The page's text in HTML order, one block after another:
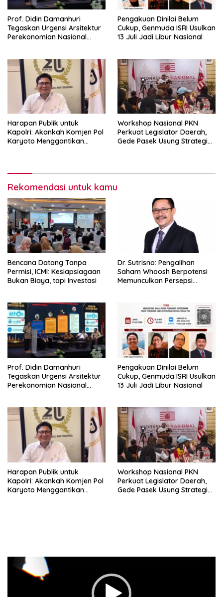
Prof. Didin Damanhuri
Tegaskan Urgensi Arsitektur
Perekonomian Nasional
Nasional
Pengakuan Dinilai Belum
Cukup, Genmuda ISRI Usulkan
13 Juli Jadi Libur Nasional
Harapan Publik untuk
Kapolri: Akankah Komjen Pol
Karyoto Menggantikan
Workshop Nasional PKN
Perkuat Legislator Daerah,
Gede Pasek Usung Strategi
Rekomendasi untuk kamu
Bencana Datang Tanpa
Permisi, ICMI: Kesiapsiagaan
Bukan Biaya, tapi Investasi
Dr. Sutrisno: Pengalihan
Saham Whoosh Berpotensi
Memunculkan Persepsi
Prof. Didin Damanhuri
Tegaskan Urgensi Arsitektur
Perekonomian Nasional
Nasional
Pengakuan Dinilai Belum
Cukup, Genmuda ISRI Usulkan
13 Juli Jadi Libur Nasional
Harapan Publik untuk
Kapolri: Akankah Komjen Pol
Karyoto Menggantikan
Workshop Nasional PKN
Perkuat Legislator Daerah,
Gede Pasek Usung Strategi
Pemutar
Video